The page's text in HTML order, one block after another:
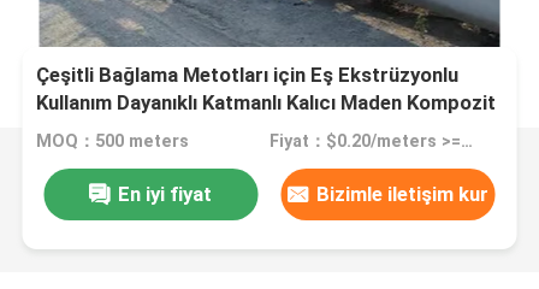
Çeşitli Bağlama Metotları için Eş Ekstrüzyonlu
Kullanım Dayanıklı Katmanlı Kalıcı Maden Kompozit
Borusu
MOQ：500 meters Fiyat：$0.20/meters >=500 meters
En iyi fiyat Bizimle iletişim kur